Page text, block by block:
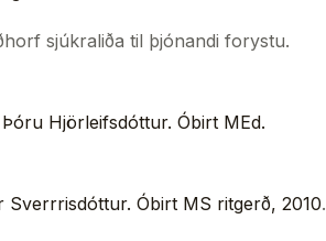
sjúkraliða til þjónandi forystu.
Hjörleifsdóttur. Óbirt MEd.
Sverrrisdóttur. Óbirt MS ritgerð, 2010.